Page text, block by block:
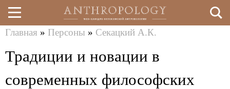
Перейти
к
здесь
Главная » Персоны » Секацкий А.К.
Традиции и новации в
современных философских